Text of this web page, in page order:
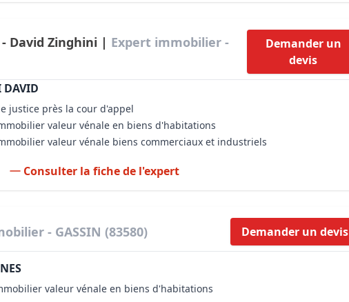
David Zinghini | Expert immobilier -
Demander un
devis
justice près la cour d'appel
valeur vénale en biens d'habitations
valeur vénale biens commerciaux et industriels
Consulter la fiche de l'expert
- GASSIN (83580) Demander un devis
valeur vénale en biens d'habitations